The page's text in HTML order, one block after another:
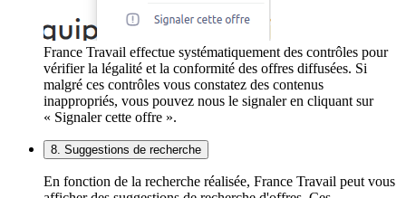
France Travail effectue systématiquement des contrôles pour
vérifier la légalité et la conformité des offres diffusées. Si
malgré ces contrôles vous constatez des contenus
inappropriés, vous pouvez nous le signaler en cliquant sur
« Signaler cette offre ».
8. Suggestions de recherche
En fonction de la recherche réalisée, France Travail peut vous